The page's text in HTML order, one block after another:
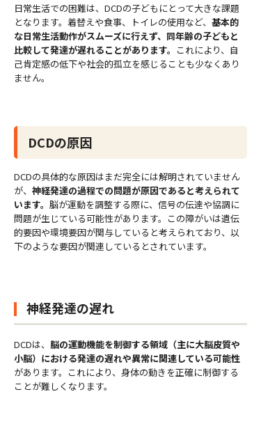
日常生活での困難は、DCDの子どもにとって大きな課題
となります。着替えや食事、トイレの使用など、 基本的
な日常生活動作がスムーズに行えず、同年齢の子どもと
比較して発達が遅れることがあります。 これにより、自
己肯定感の低下や社会的孤立を感じることも少なくあり
ません。
DCDの原因
DCDの具体的な原因はまだ完全には解明されていません
が、 神経発達の過程での問題が原因であると考えられて
います。 脳が運動を調整する際に、信号の伝達や協調に
問題が生じている可能性があります。この障がいは遺伝
的要因や環境要因が関与していると考えられており、以
下のような要因が関連しているとされています。
神経発達の遅れ
DCDは、 脳の運動機能を制御する領域（主に大脳皮質や
小脳）における発達の遅れや異常に関連している可能性
があります。これにより、身体の動きを正確に制御する
ことが難しくなります。